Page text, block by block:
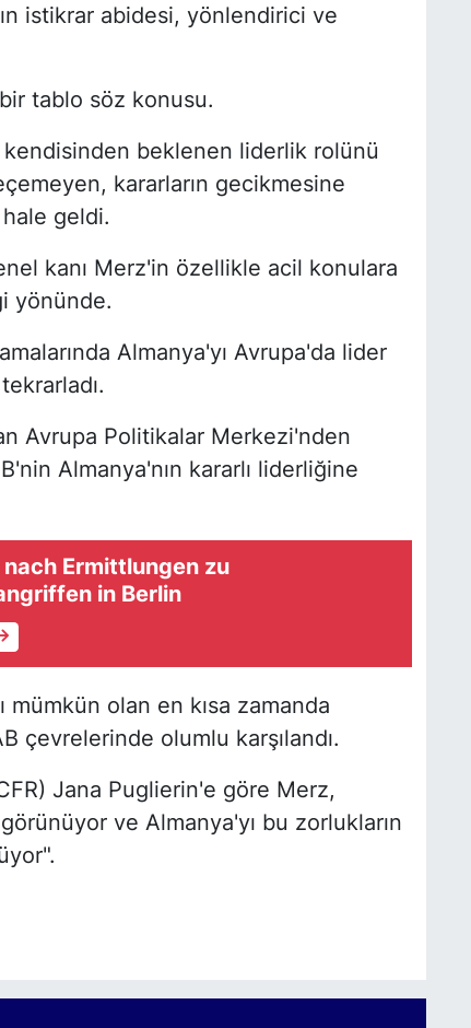
istikrar abidesi, yönlendirici ve
tablo söz konusu.
beklenen liderlik rolünü
kararların gecikmesine
geldi.
kanı Merz'in özellikle acil konulara
yönünde.
Almanya'yı Avrupa'da lider
Avrupa Politikalar Merkezi'nden
Almanya'nın kararlı liderliğine
Ermittlungen zu
in Berlin
olan en kısa zamanda
çevrelerinde olumlu karşılandı.
Jana Puglierin'e göre Merz,
ve Almanya'yı bu zorlukların